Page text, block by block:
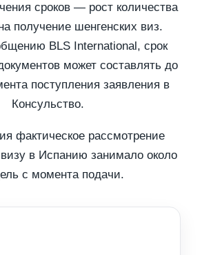
сроков — рост количества
получение шенгенских виз.
BLS International, срок
может составлять до
поступления заявления в
Консульство.
фактическое рассмотрение
в Испанию занимало около
с момента подачи.